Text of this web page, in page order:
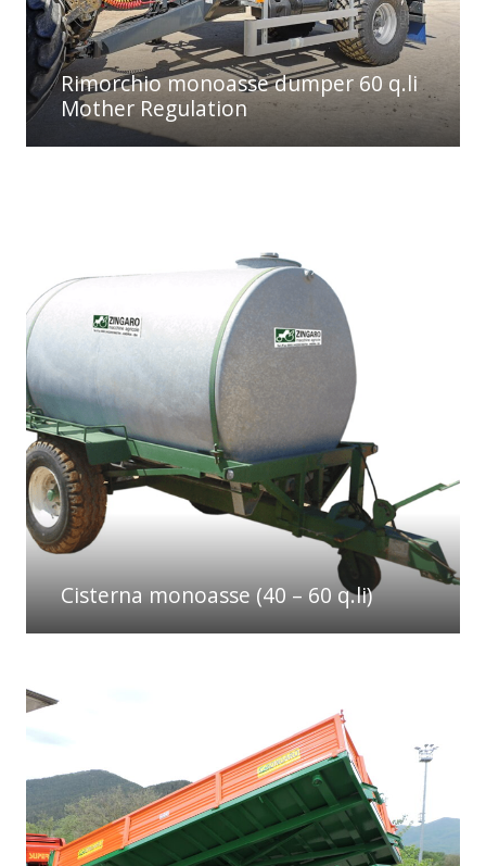
Rimorchio monoasse dumper 60 q.li
Mother Regulation
Cisterna monoasse (40 – 60 q.li)